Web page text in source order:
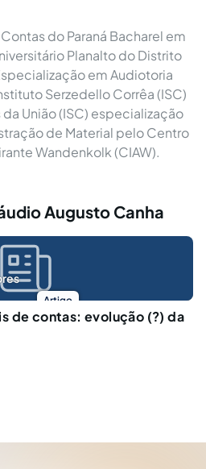
do Paraná Bacharel em
Planalto do Distrito
em Audiotoria
Serzedello Corrêa (ISC)
União (ISC) especialização
de Material pelo Centro
Wandenkolk (CIAW).
Augusto Canha
Artigo
de contas: evolução (?) da